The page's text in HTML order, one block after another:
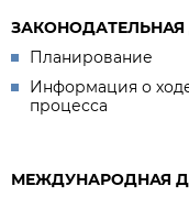
ЗАКОНОДАТЕЛЬНАЯ
Планирование
Информация о ходе
процесса
МЕЖДУНАРОДНАЯ